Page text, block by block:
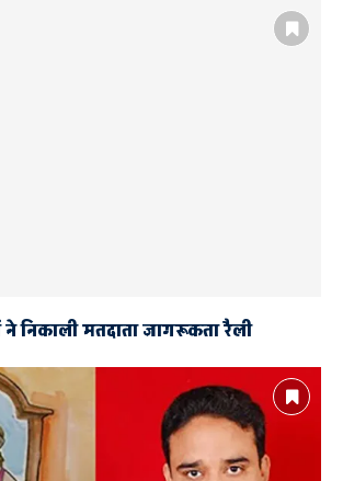
ने निकाली मतदाता जागरूकता रैली